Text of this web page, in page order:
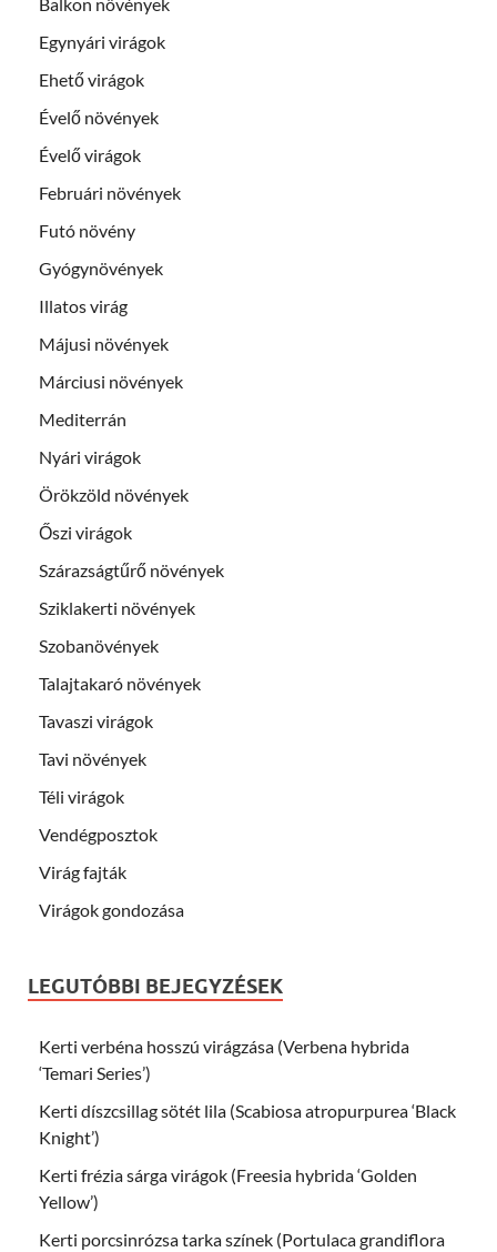
Egynyári virágok
Ehető virágok
Évelő növények
Évelő virágok
Februári növények
Futó növény
Gyógynövények
Illatos virág
Májusi növények
Márciusi növények
Mediterrán
Nyári virágok
Örökzöld növények
Őszi virágok
Szárazságtűrő növények
Sziklakerti növények
Szobanövények
Talajtakaró növények
Tavaszi virágok
Tavi növények
Téli virágok
Vendégposztok
Virág fajták
Virágok gondozása
LEGUTÓBBI BEJEGYZÉSEK
Kerti verbéna hosszú virágzása (Verbena hybrida
‘Temari Series’)
Kerti díszcsillag sötét lila (Scabiosa atropurpurea ‘Black
Knight’)
Kerti frézia sárga virágok (Freesia hybrida ‘Golden
Yellow’)
Kerti porcsinrózsa tarka színek (Portulaca grandiflora